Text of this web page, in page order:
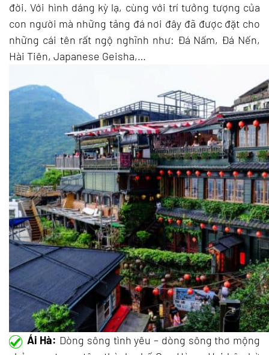
đời. Với hình dáng kỳ lạ, cùng với trí tưởng tượng của
con người mà những tảng đá nơi đây đã được đặt cho
những cái tên rất ngộ nghĩnh như: Đá Nấm, Đá Nến,
Hài Tiên, Japanese Geisha,…
Ái Hà: Dòng sông tình yêu – dòng sông thơ mộng